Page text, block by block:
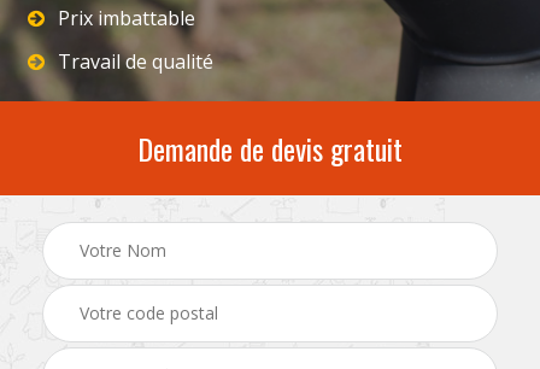
Prix imbattable
Travail de qualité
Demande de devis gratuit